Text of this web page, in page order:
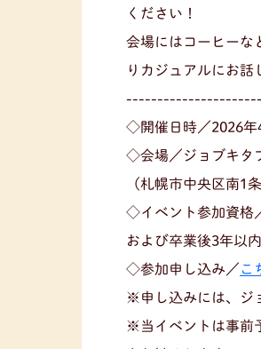
ください！
会場にはコーヒーな
りカジュアルにお話
◇開催日時／2026年
◇会場／ジョブキタ
（札幌市中央区南1
◇イベント参加資格
および卒業後3年以
◇参加申し込み／ こ
※申し込みには、ジ
※当イベントは事前